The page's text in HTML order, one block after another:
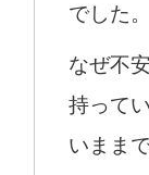
でした。
なぜ不
持って
いまま